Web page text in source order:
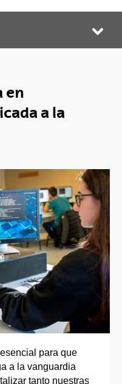
Grado en Ingeniería en Ciberseguridad Aplicada a la Industria
en
a la
para que
a la vanguardia
tanto nuestras